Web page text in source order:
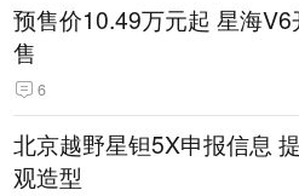
预售价10.49万元起 星海V6
售
6
北京越野星钽5X申报信息
观造型